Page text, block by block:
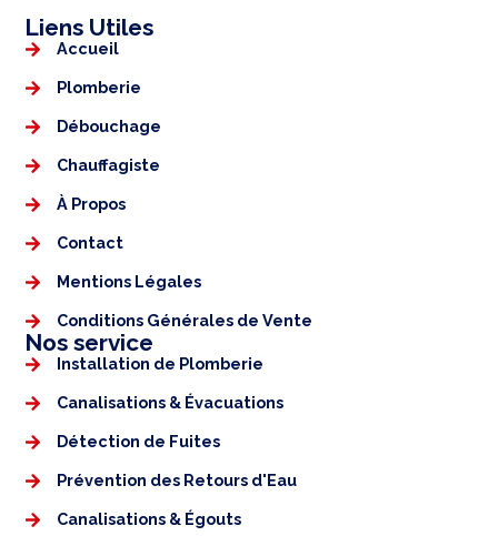
Liens Utiles​​
Accueil
Plomberie
Débouchage
Chauffagiste
À Propos
Contact
Mentions Légales​
Conditions Générales de Vente
Nos service
Installation de Plomberie
Canalisations & Évacuations
Détection de Fuites
Prévention des Retours d'Eau
Canalisations & Égouts